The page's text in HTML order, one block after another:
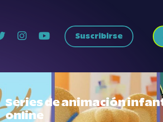
Suscribirse
Series de animación
online